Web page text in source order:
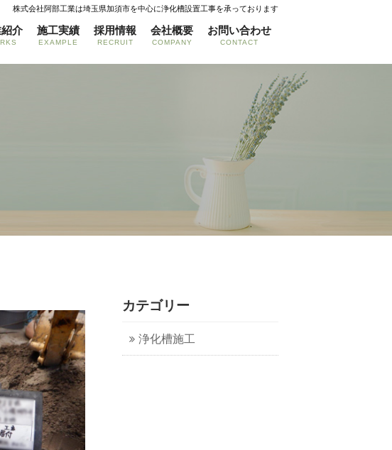
株式会社阿部工業は埼玉県加須市を中心に浄化槽設置工事を承っております
介 施工実績
EXAMPLE
採用情報
RECRUIT
会社概要
COMPANY
お問い合わせ
CONTACT
カテゴリー
浄化槽施工